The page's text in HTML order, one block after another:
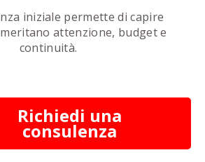
iniziale permette di capire
attenzione, budget e
continuità.
Richiedi una
consulenza